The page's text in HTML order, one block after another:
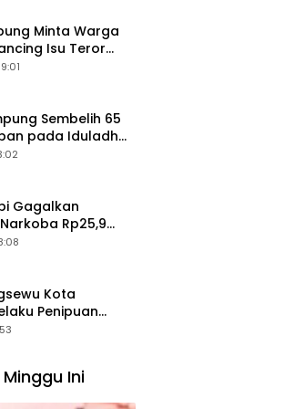
Minta Warga
Isu Teror
Patroli
Sembelih 65
pada Iduladha
Gagalkan
Rp25,9
Tersangka
Kota
Penipuan
Kabur ke Jambi
Ini